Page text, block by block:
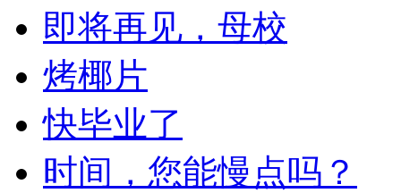
即将再见，母校
烤椰片
快毕业了
时间，您能慢点吗？